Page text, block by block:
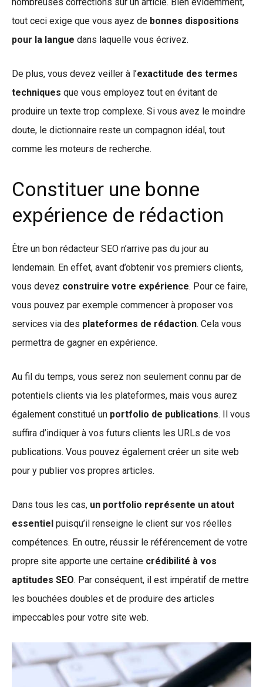
tout ceci exige que vous ayez de bonnes dispositions
pour la langue dans laquelle vous écrivez.
De plus, vous devez veiller à l’exactitude des termes
techniques que vous employez tout en évitant de
produire un texte trop complexe. Si vous avez le moindre
doute, le dictionnaire reste un compagnon idéal, tout
comme les moteurs de recherche.
Constituer une bonne
expérience de rédaction
Être un bon rédacteur SEO n’arrive pas du jour au
lendemain. En effet, avant d’obtenir vos premiers clients,
vous devez construire votre expérience. Pour ce faire,
vous pouvez par exemple commencer à proposer vos
services via des plateformes de rédaction. Cela vous
permettra de gagner en expérience.
Au fil du temps, vous serez non seulement connu par de
potentiels clients via les plateformes, mais vous aurez
également constitué un portfolio de publications. Il vous
suffira d’indiquer à vos futurs clients les URLs de vos
publications. Vous pouvez également créer un site web
pour y publier vos propres articles.
Dans tous les cas, un portfolio représente un atout
essentiel puisqu’il renseigne le client sur vos réelles
compétences. En outre, réussir le référencement de votre
propre site apporte une certaine crédibilité à vos
aptitudes SEO. Par conséquent, il est impératif de mettre
les bouchées doubles et de produire des articles
impeccables pour votre site web.